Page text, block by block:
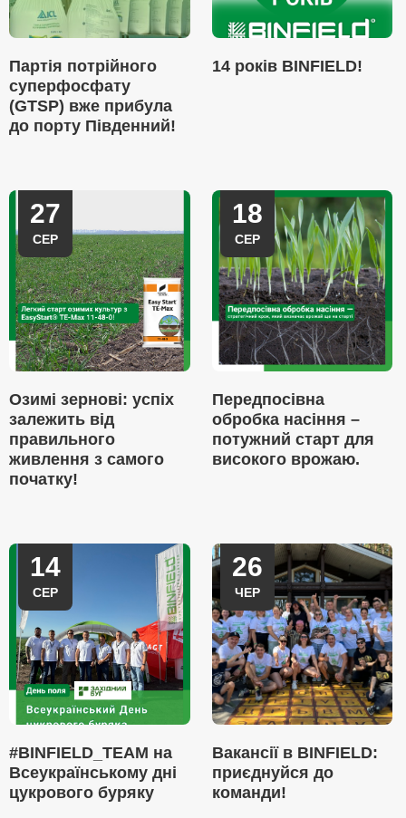
Партія потрійного
суперфосфату
(GTSP) вже прибула
до порту Південний!
14 років BINFIELD!
27
СЕР
Озимі зернові: успіх
залежить від
правильного
живлення з самого
початку!
18
СЕР
Передпосівна
обробка насіння –
потужний старт для
високого врожаю.
14
СЕР
#BINFIELD_TEAM на
Всеукраїнському дні
цукрового буряку
26
ЧЕР
Вакансії в BINFIELD:
приєднуйся до
команди!